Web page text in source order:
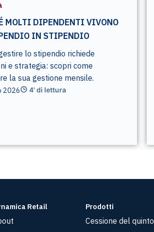
MOLTI DIPENDENTI VIVONO
IN STIPENDIO
lo stipendio richiede
e strategia: scopri come
la sua gestione mensile.
2026 4' di lettura
Retail Prodotti
Cessione del quinto